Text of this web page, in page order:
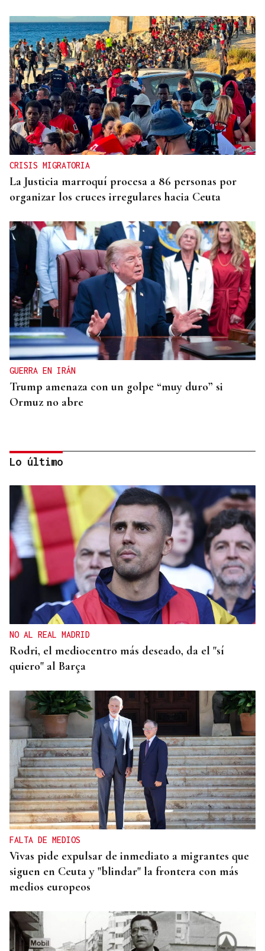
CRISIS MIGRATORIA
La Justicia marroquí procesa a 86 personas por
organizar los cruces irregulares hacia Ceuta
GUERRA EN IRÁN
Trump amenaza con un golpe “muy duro” si
Ormuz no abre
REPRESENTANTE DE EEUU EN BRASILIA
EEUU revoca el visado de la embajadora de Brasil
en el Washington
Lo último
NO AL REAL MADRID
Rodri, el mediocentro más deseado, da el "sí
quiero" al Barça
FALTA DE MEDIOS
Vivas pide expulsar de inmediato a migrantes que
siguen en Ceuta y "blindar" la frontera con más
medios europeos